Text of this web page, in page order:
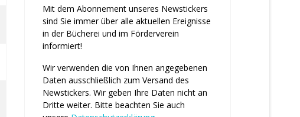
Mit dem Abonnement unseres News­tickers
sind Sie immer über alle ak­tu­ellen Ereignisse
in der Bücherei und im Förderverein
informiert!
Wir verwenden die von Ihnen an­ge­ge­benen
Daten ausschließlich zum Ver­sand des
Newstickers. Wir geben Ihre Daten nicht an
Dritte weiter. Bitte beachten Sie auch